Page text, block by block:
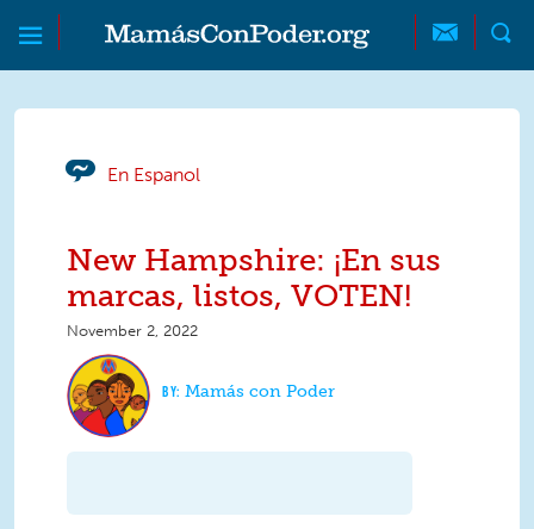
Skip to main content
Skip to main content
MamásConPoder
En Espanol
New Hampshire: ¡En sus
marcas, listos, VOTEN!
November 2, 2022
Mamás con Poder